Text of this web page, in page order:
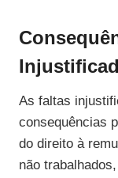
As faltas
consequências
do direito à
não